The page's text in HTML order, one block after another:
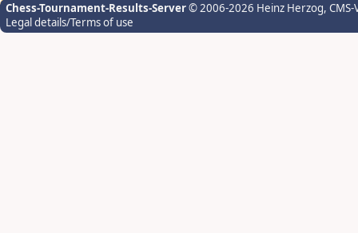
Chess-Tournament-Results-Server© 2006-2026 Heinz Herzog,
Legal details/Terms of use